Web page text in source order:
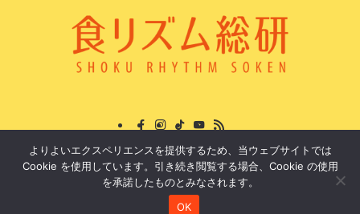
プロフィール 運営組織
特定商取引法に基づく表記
プライバシーポリシー
お問い合わせ
食リズム総研.
よりよいエクスペリエンスを提供するため、当ウェブサイトでは
Cookie を使用しています。引き続き閲覧する場合、Cookie の使用
を承諾したものとみなされます。
OK